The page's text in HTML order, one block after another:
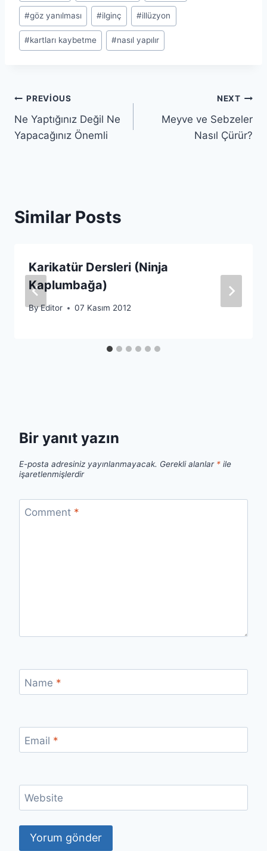
#göz yanılması #ilginç #illüzyon
#kartları kaybetme #nasıl yapılır
Yazı
gezinmesi
PREVIOUS
Ne Yaptığınız Değil Ne
Yapacağınız Önemli
NEXT
Meyve ve Sebzeler
Nasıl Çürür?
Similar Posts
Karikatür Dersleri (Ninja
Kaplumbağa)
ByEditor 07 Kasım 2012
Bir yanıt yazın
E-posta adresiniz yayınlanmayacak. Gerekli alanlar * ile
işaretlenmişlerdir
Comment *
Name *
Email *
Website